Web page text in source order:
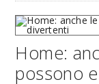
Home:
possono